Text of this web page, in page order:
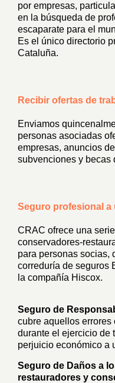
por empresas,
en la búsqueda de
escaparate para el
Es el único directorio
Cataluña.
Recibir ofertas de
Enviamos
personas asociadas
empresas, anuncios
subvenciones y becas
Seguro profesional a
CRAC ofrece una
conservadores-
para personas socias,
correduría de seguros
la compañía Hiscox.
Seguro de
cubre aquellos
durante el ejercicio de
perjuicio económico a
Seguro de Daños a
restauradores y